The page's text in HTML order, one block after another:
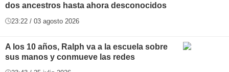
dos ancestros hasta ahora desconocidos
23:22 / 03 agosto 2026
A los 10 años, Ralph va a la escuela sobre
sus manos y conmueve las redes